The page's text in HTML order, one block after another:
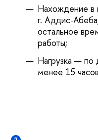
Нахождение
г. Аддис-
остальное
работы;
Нагрузка — по
менее 15